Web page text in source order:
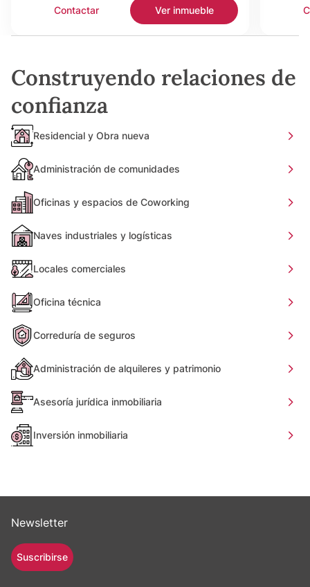
Contactar Ver inmueble
Construyendo relaciones de
confianza
Residencial y Obra nueva
Administración de comunidades
Oficinas y espacios de Coworking
Naves industriales y logísticas
Locales comerciales
Oficina técnica
Correduría de seguros
Administración de alquileres y patrimonio
Asesoría jurídica inmobiliaria
Inversión inmobiliaria
Newsletter
Suscribirse